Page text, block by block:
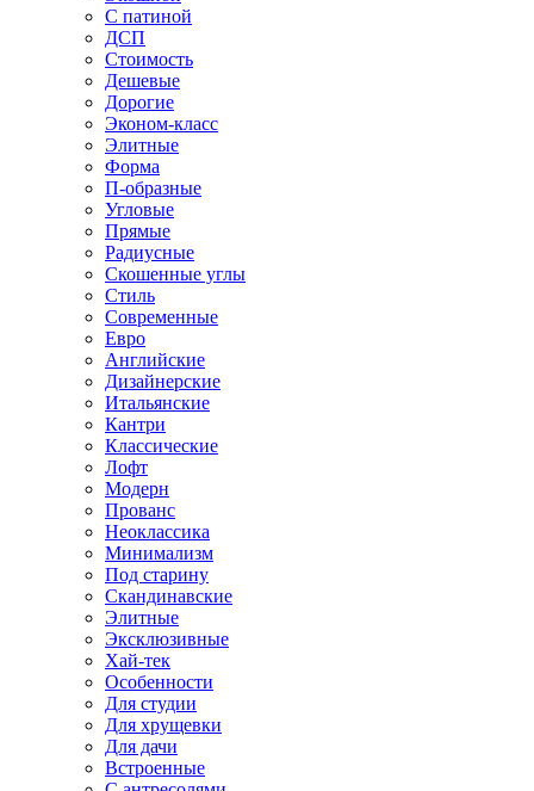
С патиной
ДСП
Стоимость
Дешевые
Дорогие
Эконом-класс
Элитные
Форма
П-образные
Угловые
Прямые
Радиусные
Скошенные углы
Стиль
Современные
Евро
Английские
Дизайнерские
Итальянские
Кантри
Классические
Лофт
Модерн
Прованс
Неоклассика
Минимализм
Под старину
Скандинавские
Элитные
Эксклюзивные
Хай-тек
Особенности
Для студии
Для хрущевки
Для дачи
Встроенные